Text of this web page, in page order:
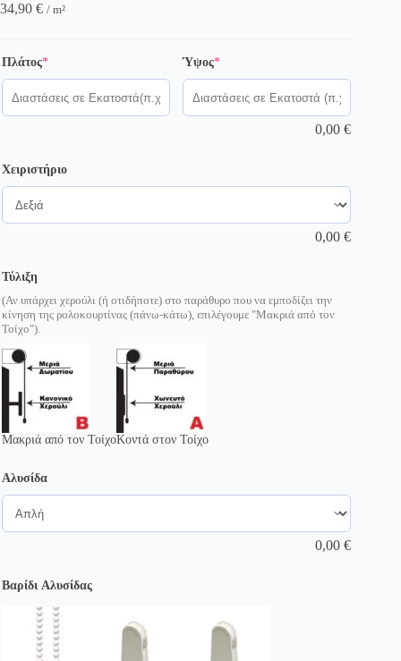
34,90 € / m²
Πλάτος*(required) Ύψος*(required)
0,00€
Χειριστήριο
0,00€
Τύλιξη
(Αν υπάρχει χερούλι (ή οτιδήποτε) στο παράθυρο που να εμποδίζει την
κίνηση της ρολοκουρτίνας (πάνω-κάτω), επιλέγουμε "Μακριά από τον
Τοίχο").
Μακριά από τον ΤοίχοΚοντά στον Τοίχο
Αλυσίδα
0,00€
Βαρίδι Αλυσίδας